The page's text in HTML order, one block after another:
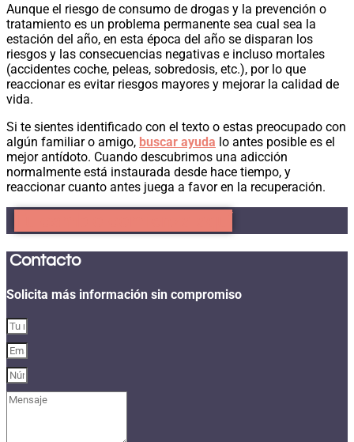
Aunque el riesgo de consumo de drogas y la prevención o
tratamiento es un problema permanente sea cual sea la
estación del año, en esta época del año se disparan los
riesgos y las consecuencias negativas e incluso mortales
(accidentes coche, peleas, sobredosis, etc.), por lo que
reaccionar es evitar riesgos mayores y mejorar la calidad de
vida.
Si te sientes identificado con el texto o estas preocupado con
algún familiar o amigo, buscar ayuda lo antes posible es el
mejor antídoto. Cuando descubrimos una adicción
normalmente está instaurada desde hace tiempo, y
reaccionar cuanto antes juega a favor en la recuperación.
Contacto
Solicita más información sin compromiso